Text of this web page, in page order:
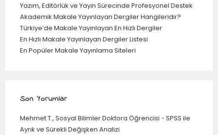
Yazım, Editörlük ve Yayın Sürecinde Profesyonel Destek
Akademik Makale Yayınlayan Dergiler Hangileridir?
Türkiye’de Makale Yayınlayan En Hızlı Dergiler
En Hızlı Makale Yayınlayan Dergiler Listesi
En Popüler Makale Yayınlama Siteleri
Son Yorumlar
Mehmet T., Sosyal Bilimler Doktora Öğrencisi -SPSS ile
Ayrık ve Sürekli Değişken Analizi